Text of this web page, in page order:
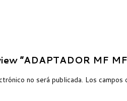
“ADAPTADOR MF
no será publicada. Los campos